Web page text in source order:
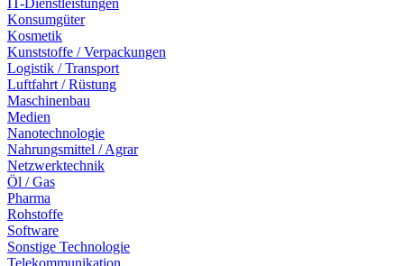
IT-Dienstleistungen
Konsumgüter
Kosmetik
Kunststoffe / Verpackungen
Logistik / Transport
Luftfahrt / Rüstung
Maschinenbau
Medien
Nanotechnologie
Nahrungsmittel / Agrar
Netzwerktechnik
Öl / Gas
Pharma
Rohstoffe
Software
Sonstige Technologie
Telekommunikation